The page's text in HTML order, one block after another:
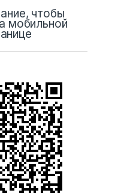
чтобы
мобильной